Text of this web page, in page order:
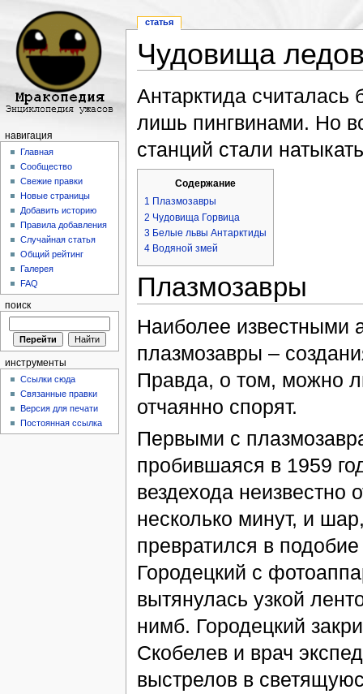
Чудовища
Антарктида
лишь пингвинами. Но
станций стали
Содержание
1 Плазмозавры
2 Чудовища Горвица
3 Белые львы Антарктиды
4 Водяной змей
Плазмозавры
Наиболее известными
плазмозавры –
Правда, о том, можно
отчаянно спорят.
Первыми с
пробившаяся в 1959
вездехода
несколько минут, и
превратился в
Городецкий с
вытянулась узкой
нимб. Городецкий
Скобелев и врач
выстрелов в
статья
навигация
Главная
Сообщество
Свежие правки
Новые страницы
Добавить историю
Правила добавления
Случайная статья
Общий рейтинг
Галерея
FAQ
поиск
инструменты
Ссылки сюда
Связанные правки
Версия для печати
Постоянная ссылка